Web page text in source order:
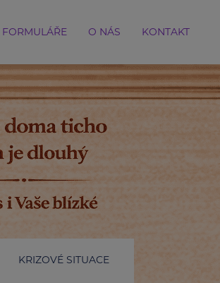
FORMULÁŘE O NÁS KONTAKT
KRIZOVÉ SITUACE